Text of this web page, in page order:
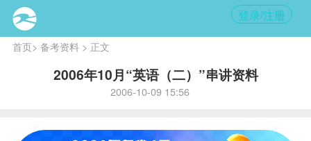
登录/注册
首页> 备考资料> 正文
2006年10月“英语（二）”串讲资料
2006-10-09 15:56